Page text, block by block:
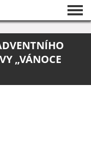
„VÁNOCE